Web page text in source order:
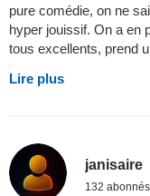
pure comédie, on ne
hyper jouissif. On a en
tous excellents, prend
Lire plus
janisaire
132 abonnés